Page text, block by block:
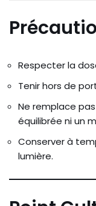
Respecter la
Tenir hors de
Ne remplace
équilibrée ni un
Conserver à
lumière.